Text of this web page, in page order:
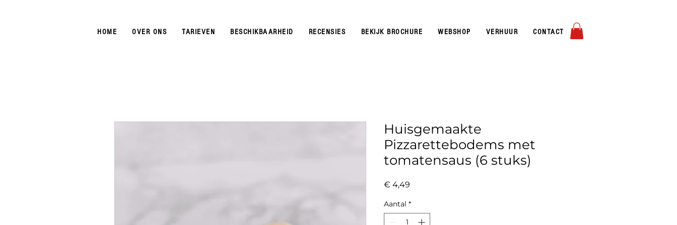
HOME OVER ONS TARIEVEN BESCHIKBAARHEID RECENSIES BEKIJK BROCHURE WEBSHOP VERHUUR CONTACT
Huisgemaakte
Pizzarettebodems met
tomatensaus (6 stuks)
€ 4,49
Aantal *